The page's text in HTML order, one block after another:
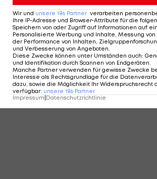
Wir und unsere 186 Partner verarbeiten
Ihre IP-Adresse und Browser-Attribute für die
Speichern von oder Zugriff auf Informationen auf
Personalisierte Werbung und Inhalte, Messung
der Performance von Inhalten,
und Verbesserung von Angeboten.
Diese Zwecke können unter Umständen auch:
und Identifikation durch Scannen von Endgeräten.
Manche Partner verwenden für gewisse Zwecke
Interesse als Rechtsgrundlage für die
dazu, sowie die Möglichkeit Ihr Widerspruchsrecht
verfügbar: unsere 186 Partner
Impressum Datenschutzrichtlinie